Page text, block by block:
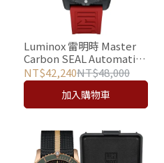
Luminox 雷明時 Master
Carbon SEAL Automatic
海豹部隊自動機械錶 /
3875
NT$42,240NT$48,000
加入購物車